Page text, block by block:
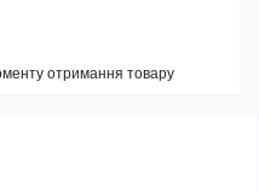
отримання товару